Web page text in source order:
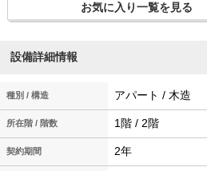
お気に入り一覧を見る
設備詳細情報
種別 / 構造 アパート / 木造
所在階 / 階数 1階 / 2階
契約期間 2年